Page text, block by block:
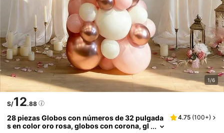
1/6
S/12.88
28 piezas Globos con números de 32 pulgada
s en color oro rosa, globos con corona, gl
4.75 (100+)